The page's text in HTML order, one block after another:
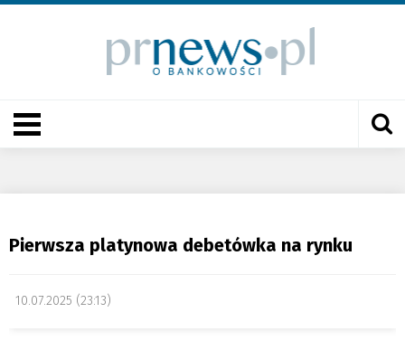
Pierwsza platynowa debetówka na rynku
10.07.2025 (23:13)